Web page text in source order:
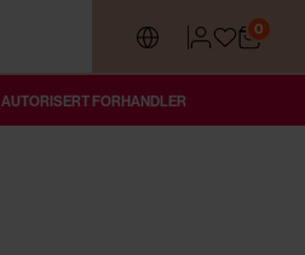
0
AUTORISERT FORHANDLER